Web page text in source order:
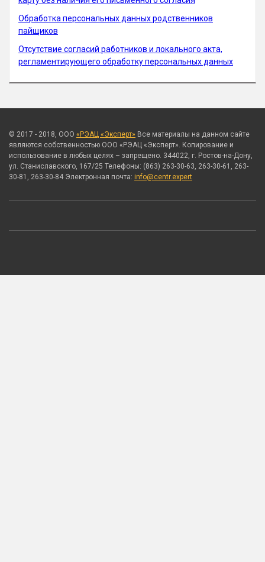
Обработка персональных данных родственников
пайщиков
Отсутствие согласий работников и локального акта,
регламентирующего обработку персональных данных
© 2017 - 2018, ООО «РЭАЦ «Эксперт» Все материалы на данном сайте
являются собственностью ООО «РЭАЦ «Эксперт». Копирование и
использование в любых целях – запрещено. 344022, г. Ростов-на-Дону,
ул. Станиславского, 167/25 Телефоны: (863) 263-30-63, 263-30-61, 263-
30-81, 263-30-84 Электронная почта: info@centr.expert